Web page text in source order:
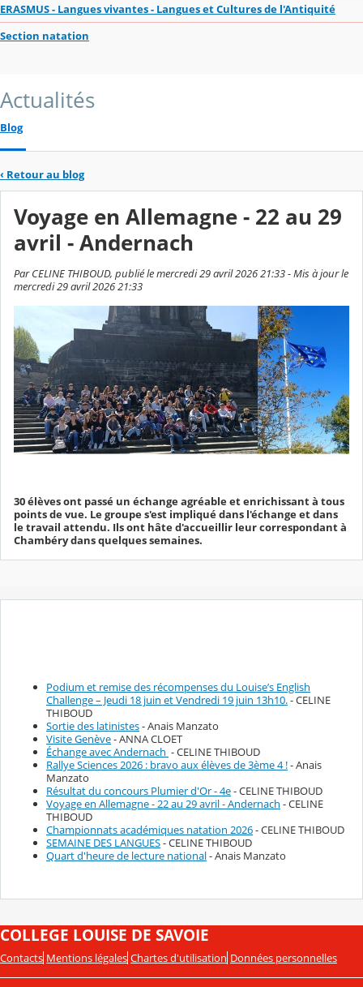
ERASMUS - Langues vivantes - Langues et Cultures de l'Antiquité
Section natation
Actualités
Blog
‹ Retour au blog
Voyage en Allemagne - 22 au 29
avril - Andernach
Par CELINE THIBOUD, publié le mercredi 29 avril 2026 21:33 - Mis à jour le
mercredi 29 avril 2026 21:33
30 élèves ont passé un échange agréable et enrichissant à tous
points de vue. Le groupe s'est impliqué dans l'échange et dans
le travail attendu. Ils ont hâte d'accueillir leur correspondant à
Chambéry dans quelques semaines.
Podium et remise des récompenses du Louise’s English
Challenge – Jeudi 18 juin et Vendredi 19 juin 13h10.- CELINE
THIBOUD
Sortie des latinistes- Anais Manzato
Visite Genève- ANNA CLOET
Échange avec Andernach - CELINE THIBOUD
Rallye Sciences 2026 : bravo aux élèves de 3ème 4 !- Anais
Manzato
Résultat du concours Plumier d'Or - 4e- CELINE THIBOUD
Voyage en Allemagne - 22 au 29 avril - Andernach - CELINE
THIBOUD
Championnats académiques natation 2026- CELINE THIBOUD
SEMAINE DES LANGUES- CELINE THIBOUD
Quart d'heure de lecture national- Anais Manzato
COLLEGE LOUISE DE SAVOIE
Contacts Mentions légales Chartes d'utilisation Données personnelles